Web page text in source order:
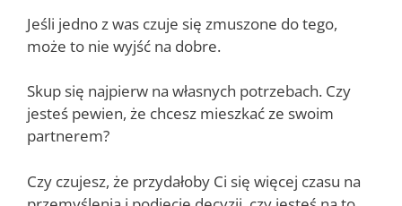
Jeśli jedno z was czuje się zmuszone do tego,
może to nie wyjść na dobre.
Skup się najpierw na własnych potrzebach. Czy
jesteś pewien, że chcesz mieszkać ze swoim
partnerem?
Czy czujesz, że przydałoby Ci się więcej czasu na